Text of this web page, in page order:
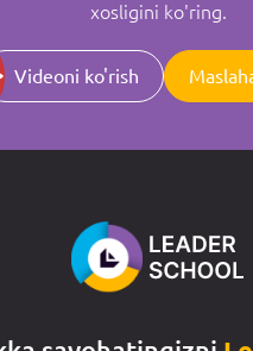
xosligini ko'ring.
Videoni ko'rish